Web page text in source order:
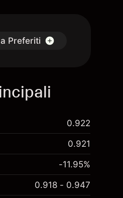
Preferiti
0.922
0.921
-11.95%
0.918 - 0.947